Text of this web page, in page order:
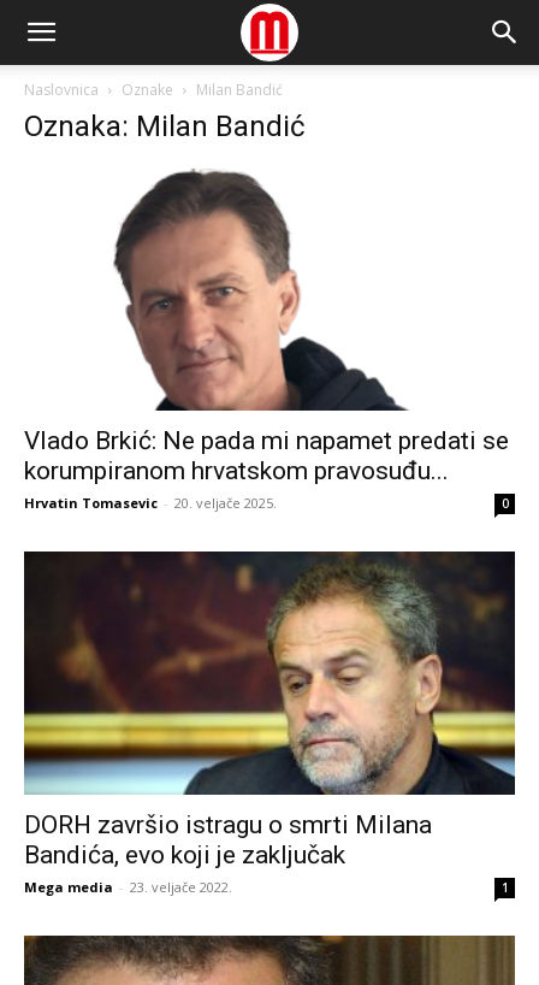
Naslovnica Oznake Milan Bandić
Oznaka: Milan Bandić
Vlado Brkić: Ne pada mi napamet predati se
korumpiranom hrvatskom pravosuđu...
Hrvatin Tomasevic - 20. veljače 2025. 0
DORH završio istragu o smrti Milana
Bandića, evo koji je zaključak
Mega media - 23. veljače 2022. 1